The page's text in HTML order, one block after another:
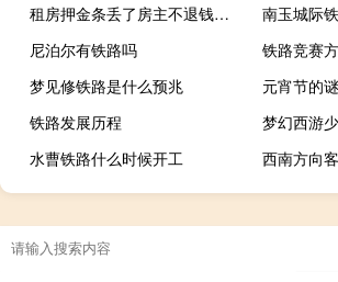
租房押金条丢了房主不退钱怎么解决
南玉城际
尼泊尔有铁路吗
铁路竞赛
梦见修铁路是什么预兆
元宵节的
铁路发展历程
梦幻西游
水曹铁路什么时候开工